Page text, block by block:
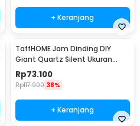
+ Keranjang
TaffHOME Jam Dinding DIY
Giant Quartz Silent Ukuran
Besar 90-100cm - DIY-101
Rp73.100
Rp117.900 38%
+ Keranjang